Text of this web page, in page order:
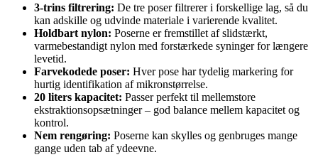
3-trins filtrering: De tre poser filtrerer i forskellige lag, så du
kan adskille og udvinde materiale i varierende kvalitet.
Holdbart nylon: Poserne er fremstillet af slidstærkt,
varmebestandigt nylon med forstærkede syninger for længere
levetid.
Farvekodede poser: Hver pose har tydelig markering for
hurtig identifikation af mikronstørrelse.
20 liters kapacitet: Passer perfekt til mellemstore
ekstraktionsopsætninger – god balance mellem kapacitet og
kontrol.
Nem rengøring: Poserne kan skylles og genbruges mange
gange uden tab af ydeevne.